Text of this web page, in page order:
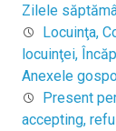
Zilele
Locuinţa,
locuinţei,
Anexele
Present
accepting,